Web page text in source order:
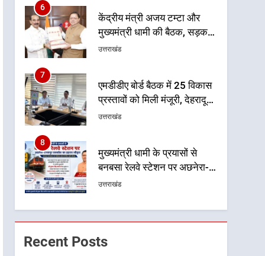
6
केंद्रीय मंत्री अजय टम्टा और
मुख्यमंत्री धामी की बैठक, सड़क
परियोजनाओं पर हुआ मंथन
उत्तराखंड
7
एमडीडीए बोर्ड बैठक में 25 विकास
प्रस्तावों को मिली मंजूरी, देहरादून-
मसूरी के नियोजित विकास को
उत्तराखंड
8
मुख्यमंत्री धामी के प्रयासों से
बनबसा रेलवे स्टेशन पर अछनेरा-
टनकपुर एक्सप्रेस का ठहराव हुआ
उत्तराखंड
1
उत्तराखंड की नई पीढ़ी से सीधे
संवाद का धामी मॉडल, युवाओं के
सुझावों से बनेगी विकास की नई
Recent Posts